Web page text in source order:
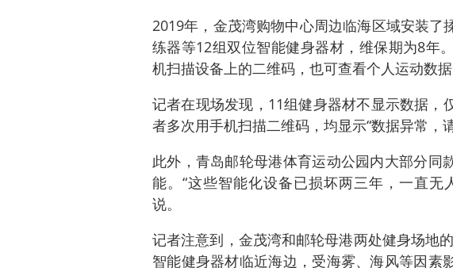
2019年，金茂湾购物中心周边临海区域安装了
练器等12组双位智能健身器材，维保期为8年
机扫描设备上的二维码，也可查看个人运动数据
记者在现场发现，11组健身器材不显示数据，
者多次用手机扫描二维码，均显示“数据异常，请
此外，青岛邮轮母港体育运动公园内大部分同
能。“这些智能化设备已损坏两三年，一直无
说。
记者注意到，金茂湾和邮轮母港两处健身场地
智能健身器材临近海边，受海雾、海风等因素